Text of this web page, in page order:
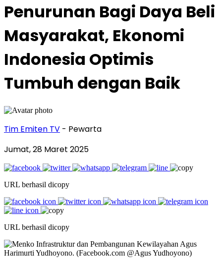
Penurunan Bagi Daya Beli
Masyarakat, Ekonomi
Indonesia Optimis
Tumbuh dengan Baik
Tim Emiten TV - Pewarta
Jumat, 28 Maret 2025
URL berhasil dicopy
URL berhasil dicopy